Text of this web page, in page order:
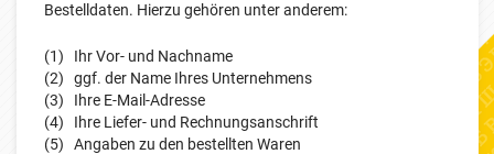
Bestelldaten. Hierzu gehören unter anderem:
(1) Ihr Vor- und Nachname
(2) ggf. der Name Ihres Unternehmens
(3) Ihre E-Mail-Adresse
(4) Ihre Liefer- und Rechnungsanschrift
(5) Angaben zu den bestellten Waren